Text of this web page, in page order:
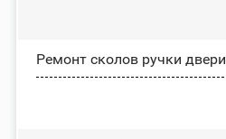
Ремонт сколов ручки двери